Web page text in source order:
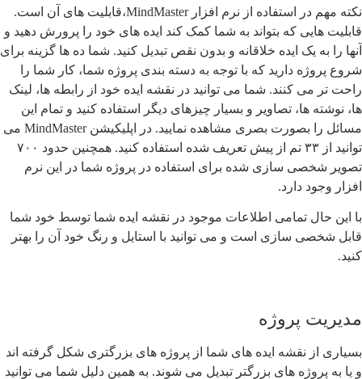
نکته مهم در استفاده از نرم افزار MindMaster،‌قابلیت های آن است.
هایی که بتواند به شما کمک کند ایده های خود را پرورش دهید و
به یک ایده خلاقانه و بدون نقص تبدیل کنید. شما ده ها گزینه برای
پروژه دارید که با توجه به دسته بندی پروژه شما، کار شما را
می کنند. شما می توانید در نقشه ایده خود از رابطه ها، لینک
ها، تصاویر و بسیار چیزهای دیگر استفاده کنید و تمام این
مسائل را بصورت بصری مشاهده نمایید. در اپلیکیشن MindMaster می
توانید از ۳۳ تم از پیش تعریف شده استفاده کنید. همچنین حدود ۷۰۰
شخصی سازی شده برای استفاده در پروژه شما در این نرم
وجود دارد.
حال تمامی اطلاعات موجود در نقشه ایده شما توسط خود شما
شخصی سازی است و می توانید با استایل و رنگ خود آن را بهتر
پروژه
از نقشه ایده های شما از پروژه های بزرگتری شکل گرفته اند
پروژه های بزرگتر تبدیل می شوند. به همین دلیل شما می توانید